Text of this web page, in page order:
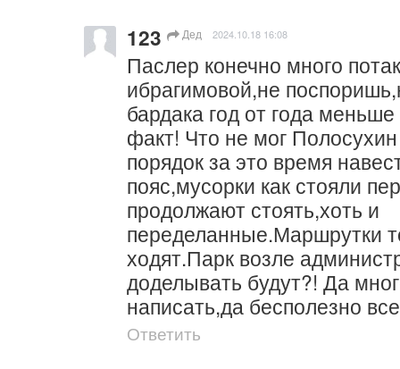
123 Дед 2024.10.18 16:08
Паслер конечно много
ибрагимовой,не
бардака год от года
факт! Что не мог
порядок за это время
пояс,мусорки как стояли
продолжают стоять,хоть и
переделанные.Маршрутки
ходят.Парк возле
доделывать будут?! Да
написать,да бесполезно
Ответить